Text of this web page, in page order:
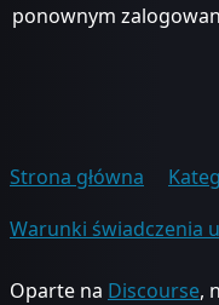
ponownym
Strona główna
Warunki świadczenia
Oparte na Discourse,